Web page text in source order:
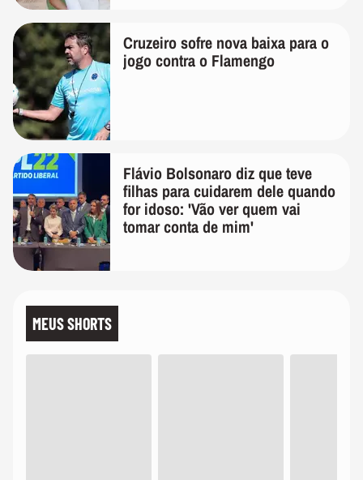
Cruzeiro sofre nova baixa para o
jogo contra o Flamengo
Flávio Bolsonaro diz que teve
filhas para cuidarem dele quando
for idoso: 'Vão ver quem vai
tomar conta de mim'
MEUS SHORTS